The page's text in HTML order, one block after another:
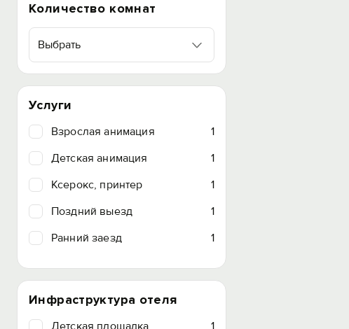
Количество комнат
Выбрать
Услуги
Взрослая анимация
1
Детская анимация
1
Ксерокс, принтер
1
Поздний выезд
1
Ранний заезд
1
Инфраструктура отеля
Детская площадка
1